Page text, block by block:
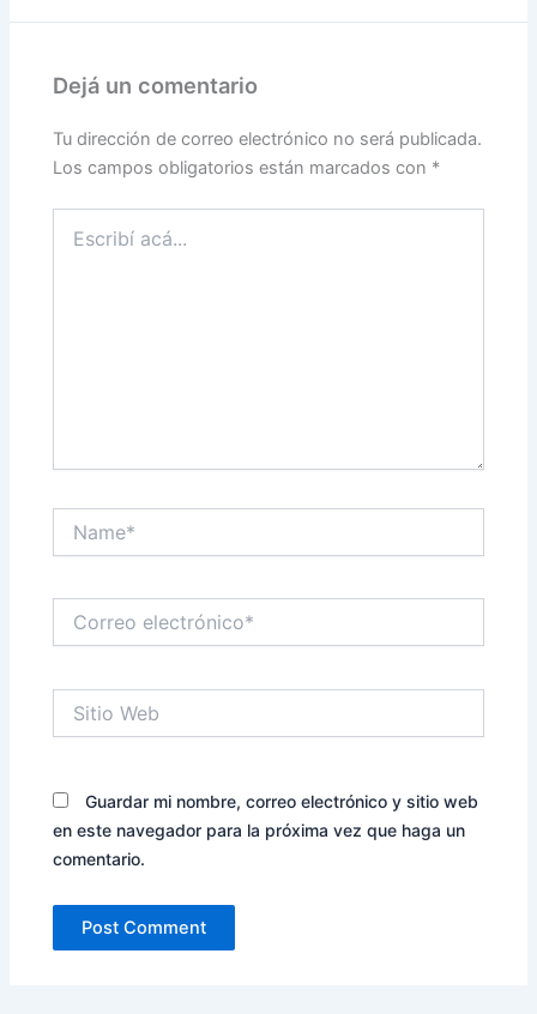
Dejá un comentario
Tu dirección de correo electrónico no será publicada.
Los campos obligatorios están marcados con *
acá...
electrónico*
Web
Guardar mi nombre, correo electrónico y sitio web
en este navegador para la próxima vez que haga un
comentario.